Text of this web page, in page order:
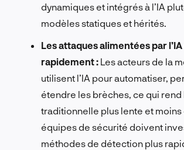
dynamiques et intégrés à l’IA
modèles statiques et hérités.
Les attaques alimentées par
rapidement : Les acteurs de la
utilisent l’IA pour automatiser,
étendre les brèches, ce qui
traditionnelle plus lente et moins
équipes de sécurité doivent
méthodes de détection plus